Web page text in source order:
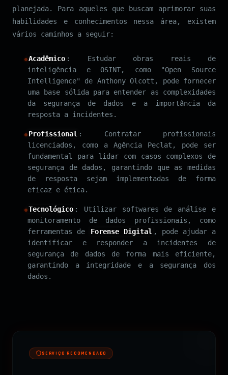
planejada. Para aqueles que buscam aprimorar suas
habilidades e conhecimentos nessa área, existem
vários caminhos a seguir:
Acadêmico : Estudar obras reais de
inteligência e OSINT, como "Open Source
Intelligence" de Anthony Olcott, pode fornecer
uma base sólida para entender as complexidades
da segurança de dados e a importância da
resposta a incidentes.
Profissional : Contratar profissionais
licenciados, como a Agência Peclat, pode ser
fundamental para lidar com casos complexos de
segurança de dados, garantindo que as medidas
de resposta sejam implementadas de forma
eficaz e ética.
Tecnológico : Utilizar softwares de análise e
monitoramento de dados profissionais, como
ferramentas de
Forense Digital , pode ajudar a
identificar e responder a incidentes de
segurança de dados de forma mais eficiente,
garantindo a integridade e a segurança dos
dados.
SERVIÇO RECOMENDADO